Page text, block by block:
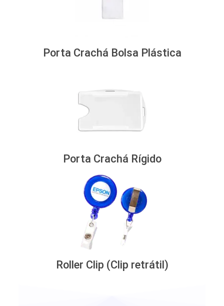
Porta Crachá Bolsa Plástica
Porta Crachá Rígido
Roller Clip (Clip retrátil)